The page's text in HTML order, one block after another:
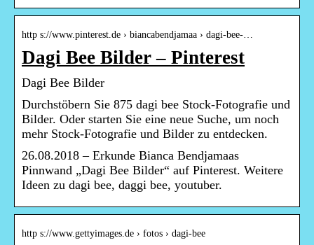
http s://www.pinterest.de › biancabendjamaa › dagi-bee-…
Dagi Bee Bilder – Pinterest
Dagi Bee Bilder
Durchstöbern Sie 875 dagi bee Stock-Fotografie und
Bilder. Oder starten Sie eine neue Suche, um noch
mehr Stock-Fotografie und Bilder zu entdecken.
26.08.2018 – Erkunde Bianca Bendjamaas
Pinnwand „Dagi Bee Bilder“ auf Pinterest. Weitere
Ideen zu dagi bee, daggi bee, youtuber.
http s://www.gettyimages.de › fotos › dagi-bee